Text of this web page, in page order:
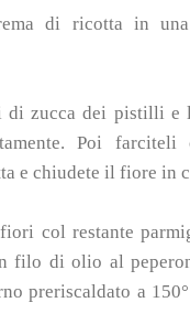
di ricotta in
di zucca dei pistilli e
Poi farciteli
e chiudete il fiore in
col restante
filo di olio al
preriscaldato a